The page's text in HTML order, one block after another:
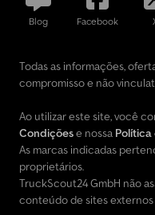
Blog Facebook
Todas as informações,
compromisso e não
Ao utilizar este site, você
Condiçõese nossa
As marcas indicadas
proprietários.
TruckScout24 GmbH não
conteúdo de sites externos